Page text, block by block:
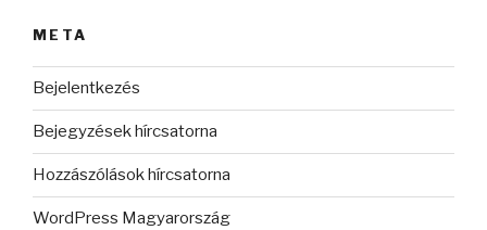
META
Bejelentkezés
Bejegyzések hírcsatorna
Hozzászólások hírcsatorna
WordPress Magyarország